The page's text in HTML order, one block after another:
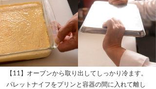
【11】オーブンから取り出してしっかり冷ます。
パレットナイフをプリンと容器の間に入れて離し